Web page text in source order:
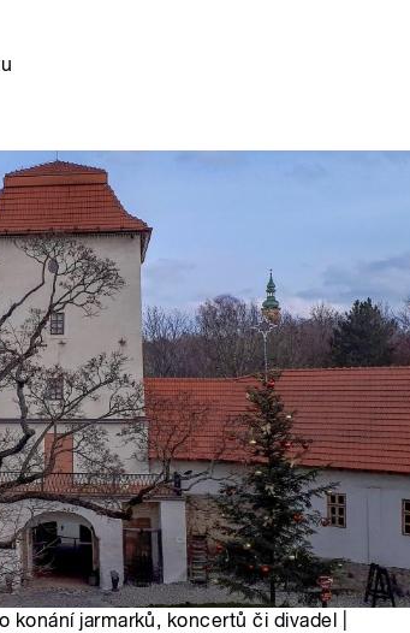
jarmarků, koncertů či divadel |